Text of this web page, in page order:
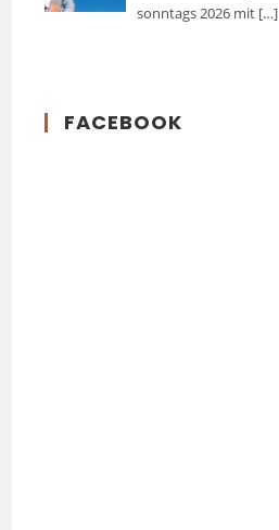
sonntags 2026 mit […]
FACEBOOK